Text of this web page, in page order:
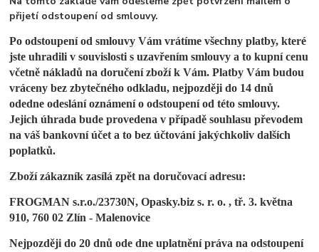
přijetí odstoupení od smlouvy.
Po odstoupení od smlouvy Vám vrátíme všechny platby, které
jste uhradili v souvislosti s uzavřením smlouvy a to kupní cenu
včetně nákladů na doručení zboží k Vám. Platby Vám budou
vráceny bez zbytečného odkladu, nejpozdějido 14 dnů
odedne odeslání oznámení o odstoupeníod této smlouvy.
Jejich úhrada bude provedena v případě souhlasu převodem
na váš bankovní účet a to bez účtování jakýchkoliv dalších
poplatků.
Zboží zákazník zasílá zpět na doručovací adresu:
FROGMAN s.r.o./23730N,Opasky.biz s. r. o. ,tř. 3. května
910, 760 02 Zlín - Malenovice
Nejpozději do 20 dnů ode dne uplatnění práva na odstoupení